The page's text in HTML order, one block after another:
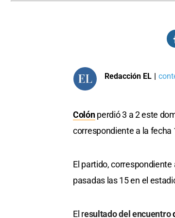
Redacción EL |
Colónperdió 3 a 2 este
correspondiente a la fecha
El partido,
pasadas las 15 en el
El resultado del encuentro